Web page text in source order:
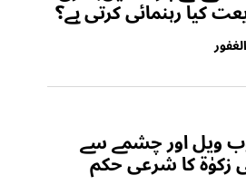
کیا رہنمائی کرتی ہے؟
ویل اور چشمے سے
زکوٰۃ کا شرعی حکم